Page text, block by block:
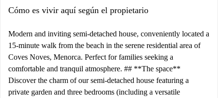
Cómo es vivir aquí según el propietario
Modern and inviting semi-detached house, conveniently located a
15-minute walk from the beach in the serene residential area of
Coves Noves, Menorca. Perfect for families seeking a
comfortable and tranquil atmosphere. ## **The space**
Discover the charm of our semi-detached house featuring a
private garden and three bedrooms (including a versatile